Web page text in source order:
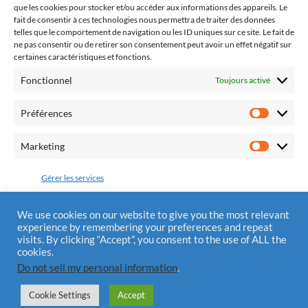
que les cookies pour stocker et/ou accéder aux informations des appareils. Le
fait de consentir à ces technologies nous permettra de traiter des données
telles que le comportement de navigation ou les ID uniques sur ce site. Le fait de
ne pas consentir ou de retirer son consentement peut avoir un effet négatif sur
certaines caractéristiques et fonctions.
Fonctionnel Toujours activé
Préférences
Marketing
Gérer les services
Accepter
Refuser
Enregistrer les préférences
pratique religieuse.
Fédération Pro Europa Christiana
28170 St Sauveur Marville
Tél.: 0810 310 025
Mentions Légales
© 2026ALLIANCE DIVINE MISÉRICORDE
We use cookies on our website to give you the most relevant
experience by remembering your preferences and repeat
visits. By clicking “Accept”, you consent to the use of ALL the
cookies.
Do not sell my personal information.
Cookie Settings Accept